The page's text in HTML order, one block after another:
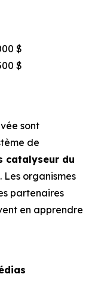
$
$
sont
de
catalyseur du
Les organismes
partenaires
en apprendre